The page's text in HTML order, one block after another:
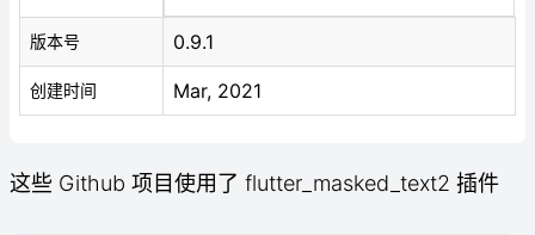
版本号 0.9.1
创建时间 Mar, 2021
这些 Github 项目使用了 flutter_masked_text2 插件